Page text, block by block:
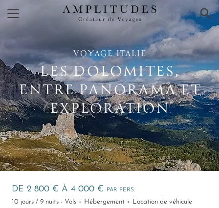
×
VOYAGE ITALIE
LES DOLOMITES,
ENTRE PANORAMA ET
EXPLORATION
DE 2 800 € À 4 000 € PAR PERS.
10 jours / 9 nuits - Vols + Hébergement + Location de véhicule